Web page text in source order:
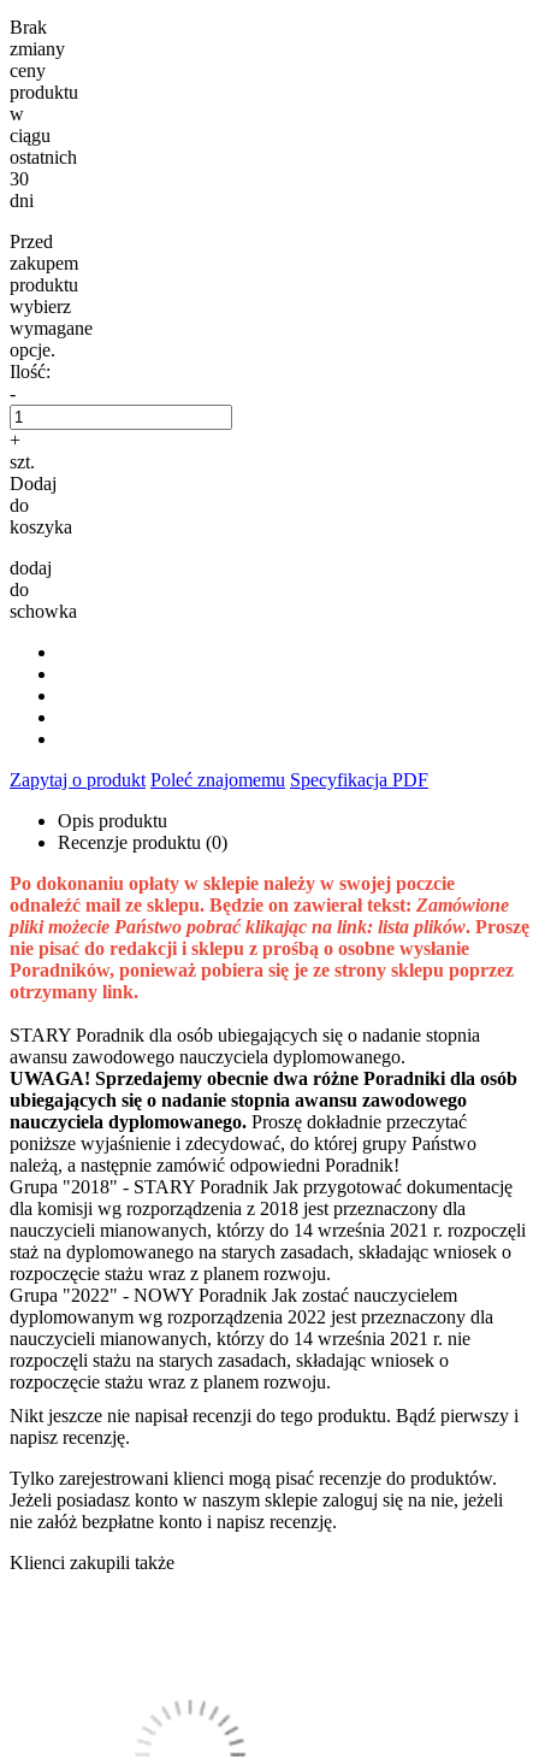
Brak
zmiany
ceny
produktu
w
ciągu
ostatnich
30
dni
Przed
zakupem
produktu
wybierz
wymagane
opcje.
Ilość:
-
+
szt.
Dodaj
do
koszyka
dodaj
do
schowka
Zapytaj o produkt Poleć znajomemu Specyfikacja PDF
Opis produktu
Recenzje produktu (0)
Po dokonaniu opłaty w sklepie należy w swojej poczcie
odnaleźć mail ze sklepu. Będzie on zawierał tekst: Zamówione
pliki możecie Państwo pobrać klikając na link: lista plików. Proszę
nie pisać do redakcji i sklepu z prośbą o osobne wysłanie
Poradników, ponieważ pobiera się je ze strony sklepu poprzez
otrzymany link.
STARY Poradnik dla osób ubiegających się o nadanie stopnia
awansu zawodowego nauczyciela dyplomowanego.
UWAGA! Sprzedajemy obecnie dwa różne Poradniki dla osób
ubiegających się o nadanie stopnia awansu zawodowego
nauczyciela dyplomowanego. Proszę dokładnie przeczytać
poniższe wyjaśnienie i zdecydować, do której grupy Państwo
należą, a następnie zamówić odpowiedni Poradnik!
Grupa "2018" - STARY Poradnik Jak przygotować dokumentację
dla komisji wg rozporządzenia z 2018 jest przeznaczony dla
nauczycieli mianowanych, którzy do 14 września 2021 r. rozpoczęli
staż na dyplomowanego na starych zasadach, składając wniosek o
rozpoczęcie stażu wraz z planem rozwoju.
Grupa "2022" - NOWY Poradnik Jak zostać nauczycielem
dyplomowanym wg rozporządzenia 2022 jest przeznaczony dla
nauczycieli mianowanych, którzy do 14 września 2021 r. nie
rozpoczęli stażu na starych zasadach, składając wniosek o
rozpoczęcie stażu wraz z planem rozwoju.
Nikt jeszcze nie napisał recenzji do tego produktu. Bądź pierwszy i
napisz recenzję.
Tylko zarejestrowani klienci mogą pisać recenzje do produktów.
Jeżeli posiadasz konto w naszym sklepie zaloguj się na nie, jeżeli
nie załóż bezpłatne konto i napisz recenzję.
Klienci zakupili także